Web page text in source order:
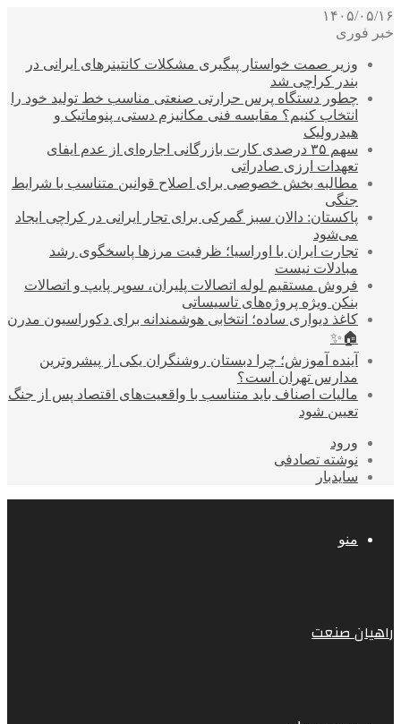
۱۴۰۵/۰۵/۱۶
خبر فوری
وزیر صمت خواستار پیگیری مشکلات کانتینرهای ایرانی در
بندر کراچی شد
چطور دستگاه پرس حرارتی صنعتی مناسب خط تولید خود را
انتخاب کنیم؟ مقایسه فنی مکانیزم دستی، پنوماتیک و
هیدرولیک
سهم ۳۵ درصدی کارت بازرگانی اجاره‌ای از عدم ایفای
تعهدات ارزی صادراتی
مطالبه بخش خصوصی برای اصلاح قوانین متناسب با شرایط
جنگی
پاکستان: دالان سبز گمرکی برای تجار ایرانی در کراچی ایجاد
می‌شود
تجارت ایران با اوراسیا؛ ظرفیت مرزها پاسخگوی رشد
مبادلات نیست
فروش مستقیم لوله اتصالات پلیران، سوپر پایپ و اتصالات
بنکن ویژه پروژه‌های تاسیساتی
کاغذ دیواری ساده؛ انتخابی هوشمندانه برای دکوراسیون مدرن
🏠✨
آینده آموزش؛ چرا دبستان روشنگران یکی از پیشروترین
مدارس تهران است؟
مالیات اصناف باید متناسب با واقعیت‌های اقتصاد پس از جنگ
تعیین شود
ورود
نوشته تصادفی
سایدبار
منو
راهیان صنعت